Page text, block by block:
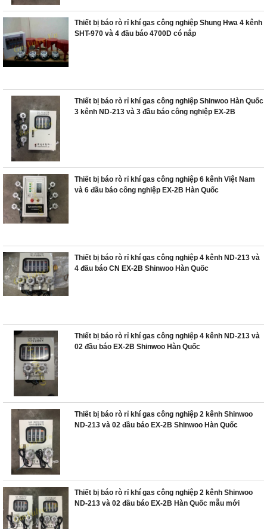
Thiết bị báo rò rỉ khí gas công nghiệp Shung Hwa 4 kênh
SHT-970 và 4 đầu báo 4700D có nắp
Thiết bị báo rò rỉ khí gas công nghiệp Shinwoo Hàn Quốc
3 kênh ND-213 và 3 đầu báo công nghiệp EX-2B
Thiết bị báo rò rỉ khí gas công nghiệp 6 kênh Việt Nam
và 6 đầu báo công nghiệp EX-2B Hàn Quốc
Thiết bị báo rò rỉ khí gas công nghiệp 4 kênh ND-213 và
4 đầu báo CN EX-2B Shinwoo Hàn Quốc
Thiết bị báo rò rỉ khí gas công nghiệp 4 kênh ND-213 và
02 đầu báo EX-2B Shinwoo Hàn Quốc
Thiết bị báo rò rỉ khí gas công nghiệp 2 kênh Shinwoo
ND-213 và 02 đầu báo EX-2B Shinwoo Hàn Quốc
Thiết bị báo rò rỉ khí gas công nghiệp 2 kênh Shinwoo
ND-213 và 02 đầu báo EX-2B Hàn Quốc mẫu mới